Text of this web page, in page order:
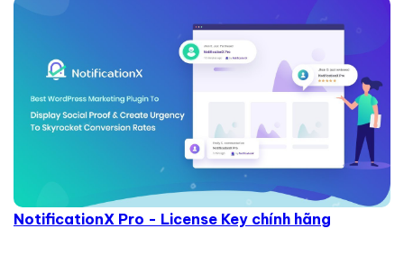
NotificationX Pro - License Key chính hãng